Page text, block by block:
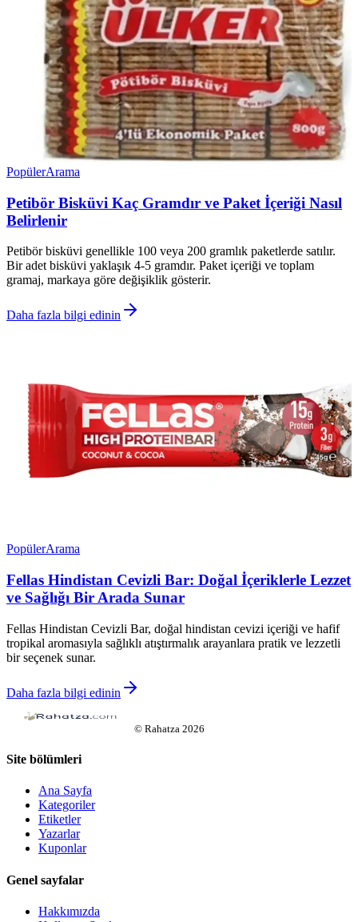
PopülerArama
Petibör Bisküvi Kaç Gramdır ve Paket İçeriği Nasıl
Belirlenir
Petibör bisküvi genellikle 100 veya 200 gramlık paketlerde satılır.
Bir adet bisküvi yaklaşık 4-5 gramdır. Paket içeriği ve toplam
gramaj, markaya göre değişiklik gösterir.
Daha fazla bilgi edinin
PopülerArama
Fellas Hindistan Cevizli Bar: Doğal İçeriklerle Lezzet
ve Sağlığı Bir Arada Sunar
Fellas Hindistan Cevizli Bar, doğal hindistan cevizi içeriği ve hafif
tropikal aromasıyla sağlıklı atıştırmalık arayanlara pratik ve lezzetli
bir seçenek sunar.
Daha fazla bilgi edinin
© Rahatza 2026
Site bölümleri
Ana Sayfa
Kategoriler
Etiketler
Yazarlar
Kuponlar
Genel sayfalar
Hakkımızda